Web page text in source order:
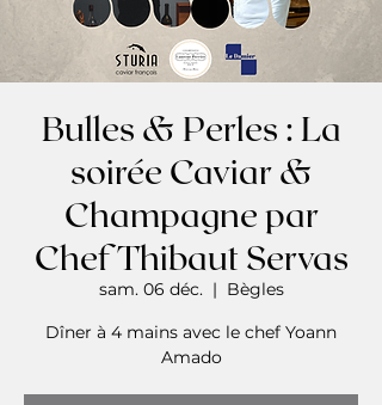
Bulles & Perles : La
soirée Caviar &
Champagne par
Chef Thibaut Servas
sam. 06 déc.
  |
Bègles
Dîner à 4 mains avec le chef Yoann
Amado